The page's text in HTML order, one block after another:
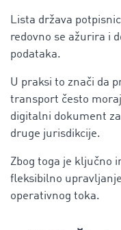
Lista država
redovno se ažurira i
podataka.
U praksi to znači da
transport često
digitalni dokument
druge jurisdikcije.
Zbog toga je ključno
fleksibilno
operativnog toka.